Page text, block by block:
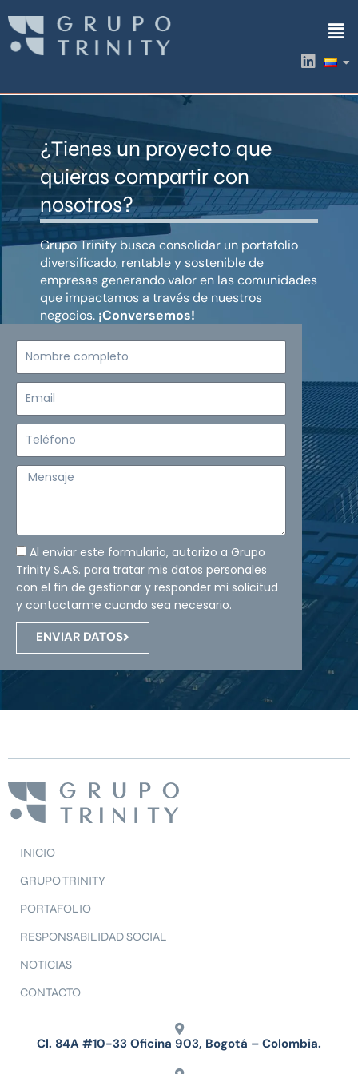
contenido
L
i
k
i
¿Tienes un proyecto que
quieras compartir con
nosotros?
Grupo Trinity busca consolidar un portafolio
diversificado, rentable y sostenible de
empresas generando valor en las comunidades
que impactamos a través de nuestros
negocios. ¡Conversemos!
Mensaje
Al enviar este formulario, autorizo a Grupo
Trinity S.A.S. para tratar mis datos personales
con el fin de gestionar y responder mi solicitud
y contactarme cuando sea necesario.
ENVIAR DATOS
INICIO
GRUPO TRINITY
PORTAFOLIO
RESPONSABILIDAD SOCIAL
NOTICIAS
CONTACTO
Cl. 84A #10-33 Oficina 903, Bogotá – Colombia.